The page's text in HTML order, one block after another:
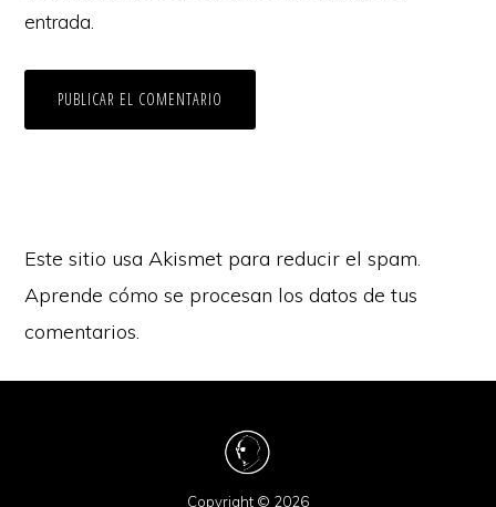
entrada.
Este sitio usa Akismet para reducir el spam.
Aprende cómo se procesan los datos de tus
comentarios.
Copyright © 2026